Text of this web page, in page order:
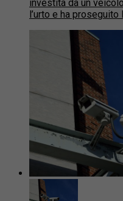
investita da un
l’urto e ha proseguito